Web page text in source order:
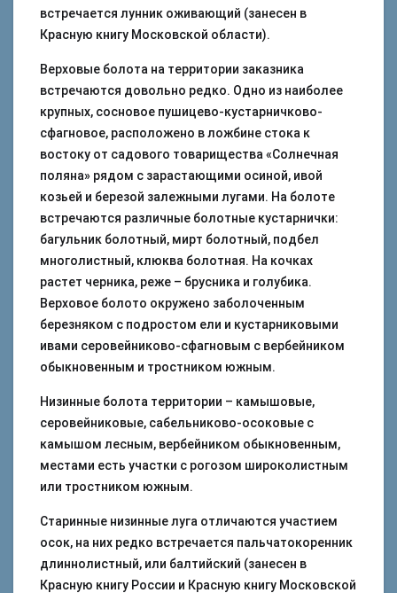
встречается лунник оживающий (занесен в
Красную книгу Московской области).
Верховые болота на территории заказника
встречаются довольно редко. Одно из наиболее
крупных, сосновое пушицево-кустарничково-
сфагновое, расположено в ложбине стока к
востоку от садового товарищества «Солнечная
поляна» рядом с зарастающими осиной, ивой
козьей и березой залежными лугами. На болоте
встречаются различные болотные кустарнички:
багульник болотный, мирт болотный, подбел
многолистный, клюква болотная. На кочках
растет черника, реже – брусника и голубика.
Верховое болото окружено заболоченным
березняком с подростом ели и кустарниковыми
ивами серовейниково-сфагновым с вербейником
обыкновенным и тростником южным.
Низинные болота территории – камышовые,
серовейниковые, сабельниково-осоковые с
камышом лесным, вербейником обыкновенным,
местами есть участки с рогозом широколистным
или тростником южным.
Старинные низинные луга отличаются участием
осок, на них редко встречается пальчатокоренник
длиннолистный, или балтийский (занесен в
Красную книгу России и Красную книгу Московской